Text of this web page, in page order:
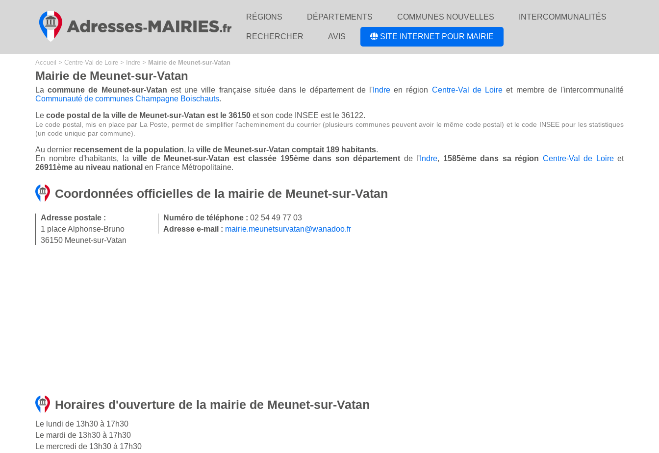
RÉGIONS DÉPARTEMENTS COMMUNES NOUVELLES INTERCOMMUNALITÉS
RECHERCHER AVIS SITE INTERNET POUR MAIRIE
Accueil > Centre-Val de Loire > Indre > Mairie de Meunet-sur-Vatan
Mairie de Meunet-sur-Vatan
Lacommune de Meunet-sur-Vatan est une ville française située dans le département de l'Indreen région Centre-Val de Loire et membre de l'intercommunalité
Communauté de communes Champagne Boischauts.
Le code postal de la ville de Meunet-sur-Vatan est le 36150 et son code INSEE est le 36122.
Le code postal, mis en place par La Poste, permet de simplifier l'acheminement du courrier (plusieurs communes peuvent avoir le même code postal) et le code INSEE pour les statistiques
(un code unique par commune).
Au dernier recensement de la population, la ville de Meunet-sur-Vatan comptait 189 habitants.
En nombre d'habitants, la ville de Meunet-sur-Vatan est classée 195ème dans son département de l' Indre, 1585ème dans sa région Centre-Val de Loireet
26911ème au niveau national en France Métropolitaine.
Coordonnées officielles de la mairie de Meunet-sur-Vatan
Adresse postale :
1 place Alphonse-Bruno
36150 Meunet-sur-Vatan
Numéro de téléphone : 02 54 49 77 03
Adresse e-mail : mairie.meunetsurvatan@wanadoo.fr
Horaires d'ouverture de la mairie de Meunet-sur-Vatan
Le lundi de 13h30 à 17h30
Le mardi de 13h30 à 17h30
Le mercredi de 13h30 à 17h30